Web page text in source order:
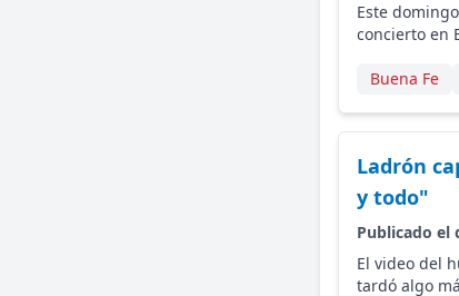
Este
concierto en
Buena Fe
Ladrón
y todo"
Publicado el
El video del
tardó algo